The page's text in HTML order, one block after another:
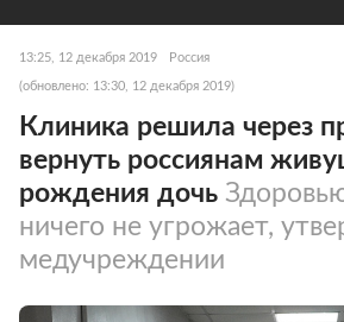
13:25, 12 декабря 2019 Россия
(обновлено: 13:30, 12 декабря 2019)
Клиника решила через
вернуть россиянам
рождения дочь
ничего не угрожает,
медучреждении